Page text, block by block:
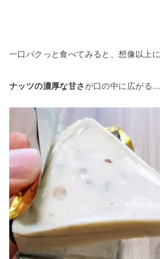
一口パクっと食べてみると、想像以上に
ナッツの濃厚な甘さ が口の中に広がる…